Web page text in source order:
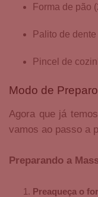
Forma de pão
Palito de
Pincel de
Modo de Preparo
Agora que já
vamos ao passo a
Preparando a
Preaqueça o